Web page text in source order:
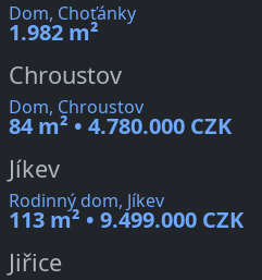
Dom, Choťánky
1.982 m²
Chroustov
Dom, Chroustov
84 m² • 4.780.000 CZK
Jíkev
Rodinný dom, Jíkev
113 m² • 9.499.000 CZK
Jiřice